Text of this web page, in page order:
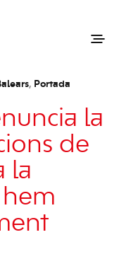
, Portada
la
de
la
hem